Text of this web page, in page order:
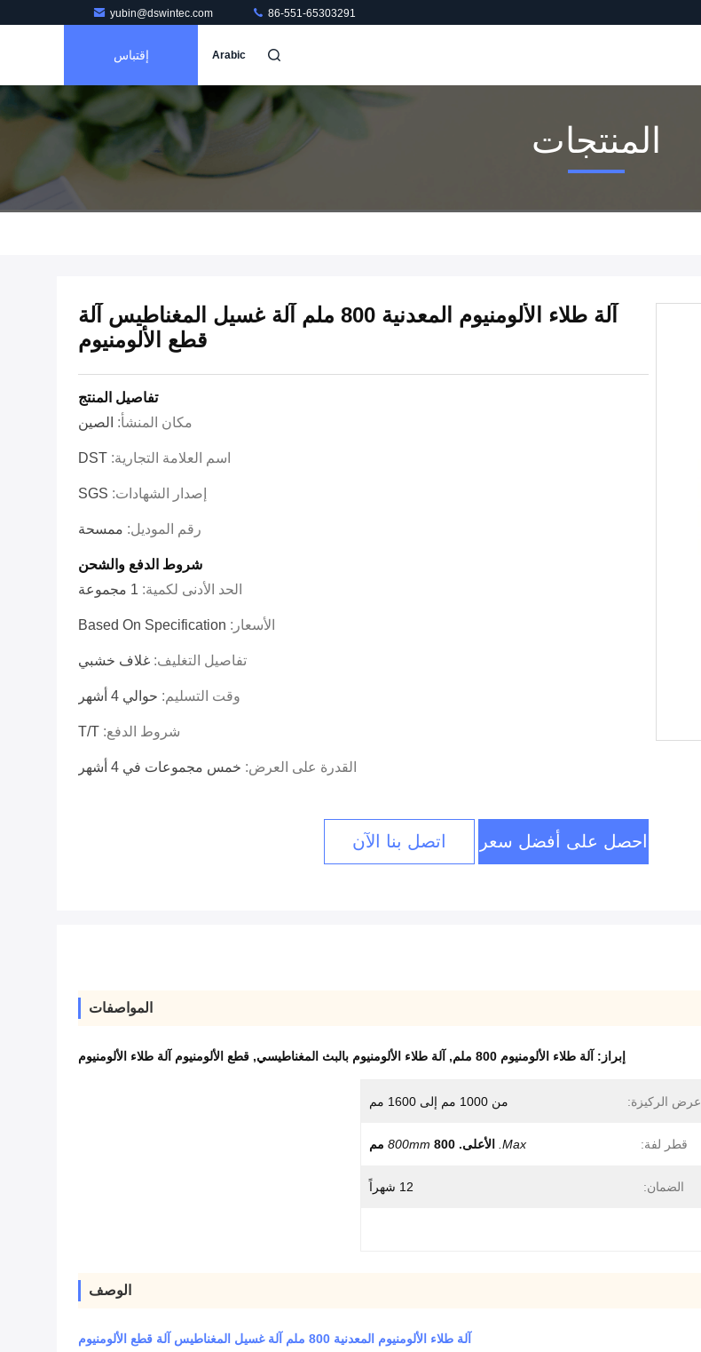
yubin@dswintec.com 86-551-65303291
Arabic إقتباس
المنتجات
آلة طلاء الألومنيوم المعدنية 800 ملم آلة غسيل المغناطيس آلة
قطع الألومنيوم
تفاصيل المنتج
مكان المنشأ: الصين
اسم العلامة التجارية: DST
إصدار الشهادات: SGS
رقم الموديل: ممسحة
شروط الدفع والشحن
الحد الأدنى لكمية: 1 مجموعة
الأسعار: Based On Specification
تفاصيل التغليف: غلاف خشبي
وقت التسليم: حوالي 4 أشهر
شروط الدفع: T/T
القدرة على العرض: خمس مجموعات في 4 أشهر
احصل على أفضل سعر اتصل بنا الآن
المواصفات
إبراز: آلة طلاء الألومنيوم 800 ملم , آلة طلاء الألومنيوم بالبث المغناطيسي, قطع الألومنيوم آلة طلاء الألومنيوم
عرض الركيزة: من 1000 مم إلى 1600 مم
قطر لفة: Max. الأعلى. 800mm 800 مم
الضمان: 12 شهراً
الوصف
آلة طلاء الألومنيوم المعدنية 800 ملم آلة غسيل المغناطيس آلة قطع الألومنيوم